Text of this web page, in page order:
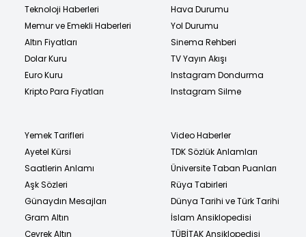
Teknoloji Haberleri
Memur ve Emekli Haberleri
Altın Fiyatları
Dolar Kuru
Euro Kuru
Kripto Para Fiyatları
Hava Durumu
Yol Durumu
Sinema Rehberi
TV Yayın Akışı
Instagram Dondurma
Instagram Silme
Yemek Tarifleri
Ayetel Kürsi
Saatlerin Anlamı
Aşk Sözleri
Günaydın Mesajları
Gram Altın
Çeyrek Altın
Video Haberler
TDK Sözlük Anlamları
Üniversite Taban Puanları
Rüya Tabirleri
Dünya Tarihi ve Türk Tarihi
İslam Ansiklopedisi
TÜBİTAK Ansiklopedisi